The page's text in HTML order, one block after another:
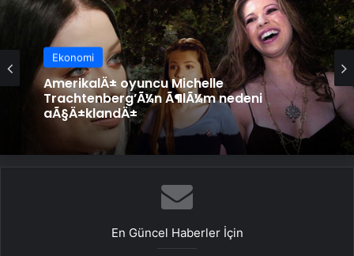
Ekonomi
AmerikalÄ± oyuncu Michelle
Trachtenberg’Ã¼n Ã¶lÃ¼m nedeni
aÃ§Ä±klandÄ±
En Güncel Haberler İçin